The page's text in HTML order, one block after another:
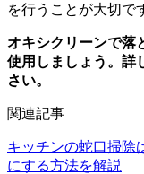
を行うことが大切で
オキシクリーンで落
使用しましょう。詳
さい。
関連記事
キッチンの蛇口掃除
にする方法を解説